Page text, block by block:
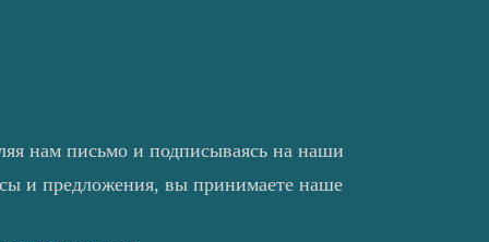
нам письмо и подписываясь на наши
и предложения, вы принимаете наше